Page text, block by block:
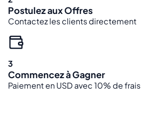
Postulez aux Offres
Contactez les clients directement
3
Commencez à Gagner
Paiement en USD avec 10% de frais